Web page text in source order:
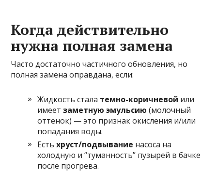
Когда действительно
нужна полная замена
Часто достаточно частичного обновления, но
полная замена оправдана, если:
Жидкость стала темно-коричневой или
имеетзаметную эмульсию (молочный
оттенок) — это признак окисления и/или
попадания воды.
Естьхруст/подвывание насоса на
холодную и “туманность” пузырей в бачке
после прогрева.